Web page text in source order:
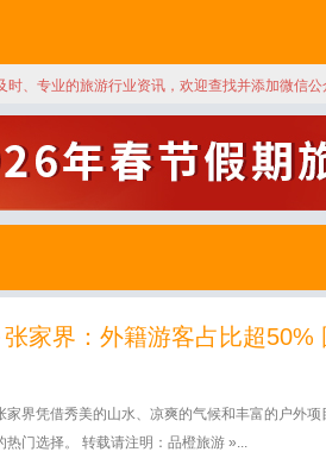
时、专业的旅游行业资讯，欢迎查找并添加微信
张家界：外籍游客占比超50%
家界凭借秀美的山水、凉爽的气候和丰富的户外项
热门选择。 转载请注明：品橙旅游 »...